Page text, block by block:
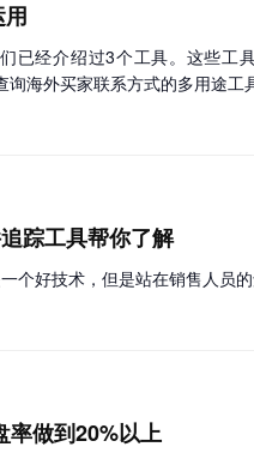
已经介绍过3个工具。这些工
询海外买家联系方式的多用途工
踪工具帮你了解
个好技术，但是站在销售人员
做到20%以上